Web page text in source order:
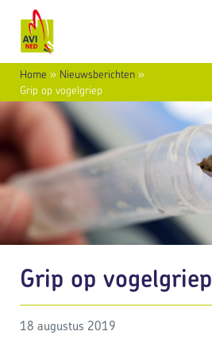
Home » Nieuwsberichten »
Grip op vogelgriep
Grip op vogelgriep
18 augustus 2019